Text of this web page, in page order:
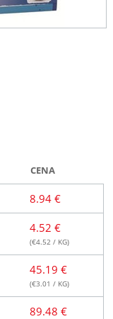
CENA
8.94 €
4.52 €
(€4.52 / KG)
45.19 €
(€3.01 / KG)
89.48 €